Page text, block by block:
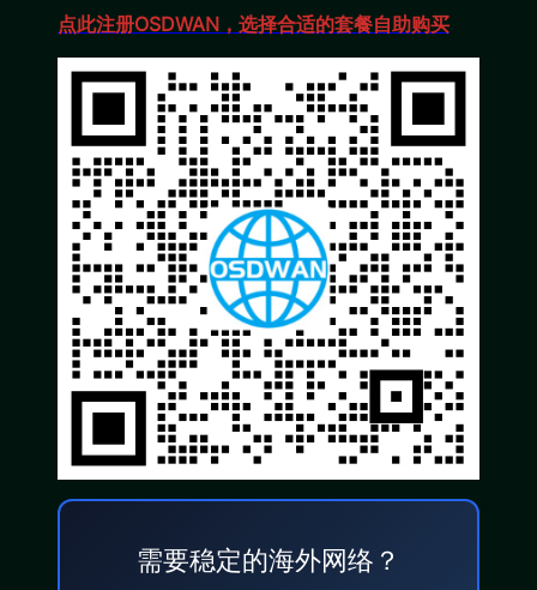
点此注册OSDWAN，选择合适的套餐自助购买
需要稳定的海外网络？